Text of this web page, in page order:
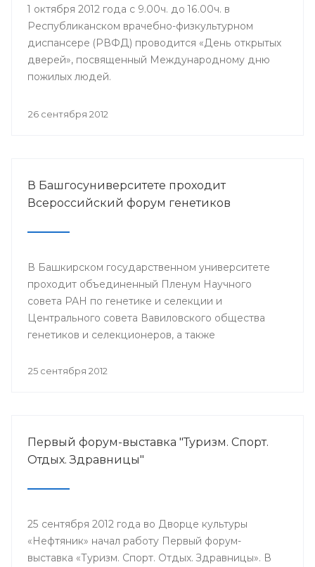
1 октября 2012 года с 9.00ч. до 16.00ч. в
Республиканском врачебно-физкультурном
диспансере (РВФД) проводится «День открытых
дверей», посвященный Международному дню
пожилых людей.
26 сентября 2012
В Башгосуниверситете проходит
Всероссийский форум генетиков
В Башкирском государственном университете
проходит объединенный Пленум Научного
совета РАН по генетике и селекции и
Центрального совета Вавиловского общества
генетиков и селекционеров, а также
ученых «Актуальные проблемы генетики
25 сентября 2012
Первый форум-выставка "Туризм. Спорт.
Отдых. Здравницы"
25 сентября 2012 года во Дворце культуры
«Нефтяник» начал работу Первый форум-
выставка «Туризм. Спорт. Отдых. Здравницы». В